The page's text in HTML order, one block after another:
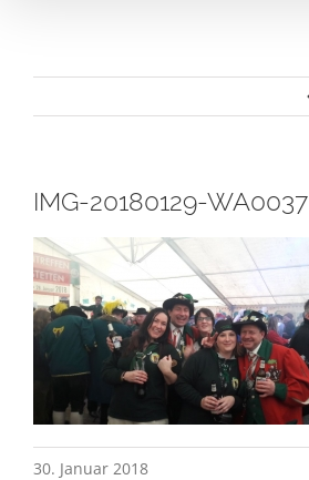
IMG-20180129-WA0037
30. Januar 2018